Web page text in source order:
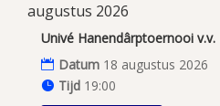
augustus 2026
Univé Hanendârptoernooi v.v.
Datum 18 augustus 2026
Tijd 19:00